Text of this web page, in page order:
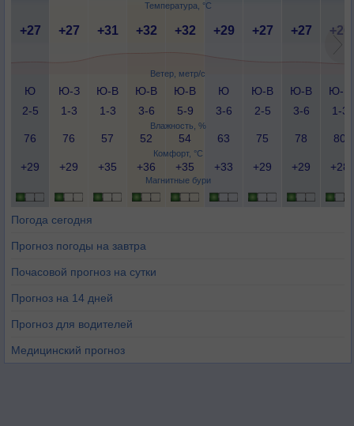
Температура, °C
Ветер, метр/с
Влажность, %
Комфорт, °C
Магнитные бури
+27 +27 +31 +32 +32 +29 +27 +27 +26
Ю
2-5
Ю-З
1-3
Ю-В
1-3
Ю-В
3-6
Ю-В
5-9
Ю
3-6
Ю-В
2-5
Ю-В
3-6
Ю-В
1-3
76 76 57 52 54 63 75 78 80
+29 +29 +35 +36 +35 +33 +29 +29 +28
Погода сегодня
Прогноз погоды на завтра
Почасовой прогноз на сутки
Прогноз на 14 дней
Прогноз для водителей
Медицинский прогноз